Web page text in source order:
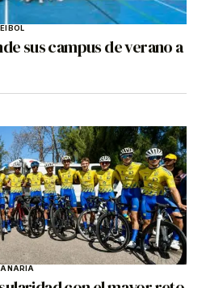
sus campus de verano a